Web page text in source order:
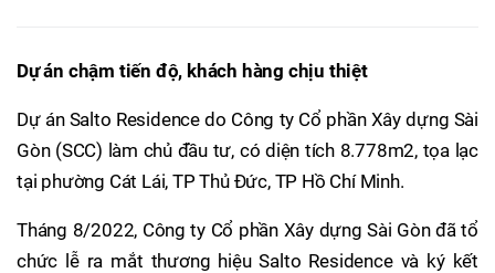
Dự án chậm tiến độ, khách hàng chịu thiệt
Dự án Salto Residence do Công ty Cổ phần Xây dựng Sài
Gòn (SCC) làm chủ đầu tư, có diện tích 8.778m2, tọa lạc
tại phường Cát Lái, TP Thủ Đức, TP Hồ Chí Minh.
Tháng 8/2022, Công ty Cổ phần Xây dựng Sài Gòn đã tổ
chức lễ ra mắt thương hiệu Salto Residence và ký kết